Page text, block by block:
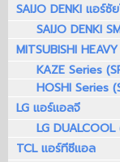
SAIJO DENKI แอร์ซั
SAIJO DENKI
MITSUBISHI
KAZE Series
HOSHI Series
LG แอร์แอลจี
LG
TCL แอร์ทีซีแอล